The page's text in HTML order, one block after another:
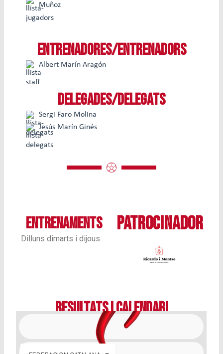
Muñoz
ENTRENADORES/ENTRENADORS
Albert Marín Aragón
DELEGADES/DELEGATS
Sergi Faro Molina
Jesús Marín Ginés
ENTRENAMENTS
Dilluns dimarts i dijous
PATROCINADOR
RESULTATS I CALENDARI